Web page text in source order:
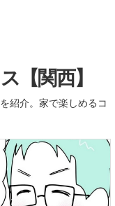
【関西】
紹介。家で楽しめるコ